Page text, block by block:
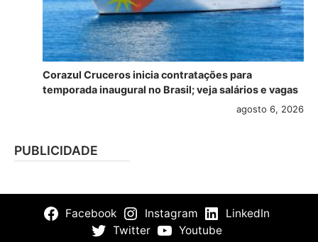
Corazul Cruceros inicia contratações para
temporada inaugural no Brasil; veja salários e vagas
agosto 6, 2026
PUBLICIDADE
Facebook Instagram
LinkedIn
Twitter
Youtube